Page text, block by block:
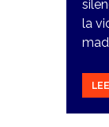
la
21